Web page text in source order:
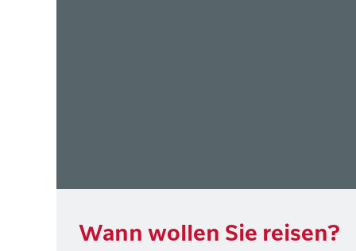
Wann wollen Sie reisen?